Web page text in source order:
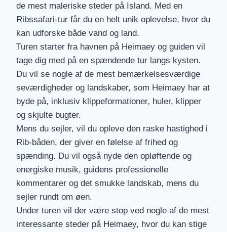
de mest maleriske steder på Island. Med en
Ribssafari-tur får du en helt unik oplevelse, hvor du
kan udforske både vand og land.
Turen starter fra havnen på Heimaey og guiden vil
tage dig med på en spændende tur langs kysten.
Du vil se nogle af de mest bemærkelsesværdige
seværdigheder og landskaber, som Heimaey har at
byde på, inklusiv klippeformationer, huler, klipper
og skjulte bugter.
Mens du sejler, vil du opleve den raske hastighed i
Rib-båden, der giver en følelse af frihed og
spænding. Du vil også nyde den opløftende og
energiske musik, guidens professionelle
kommentarer og det smukke landskab, mens du
sejler rundt om øen.
Under turen vil der være stop ved nogle af de mest
interessante steder på Heimaey, hvor du kan stige